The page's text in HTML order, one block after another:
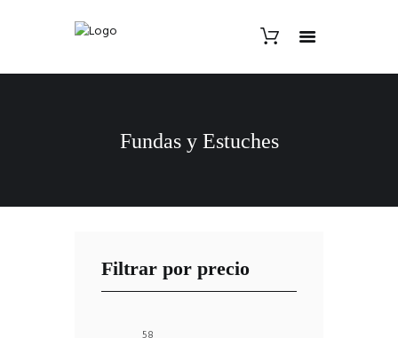
Fundas y Estuches
Filtrar por precio